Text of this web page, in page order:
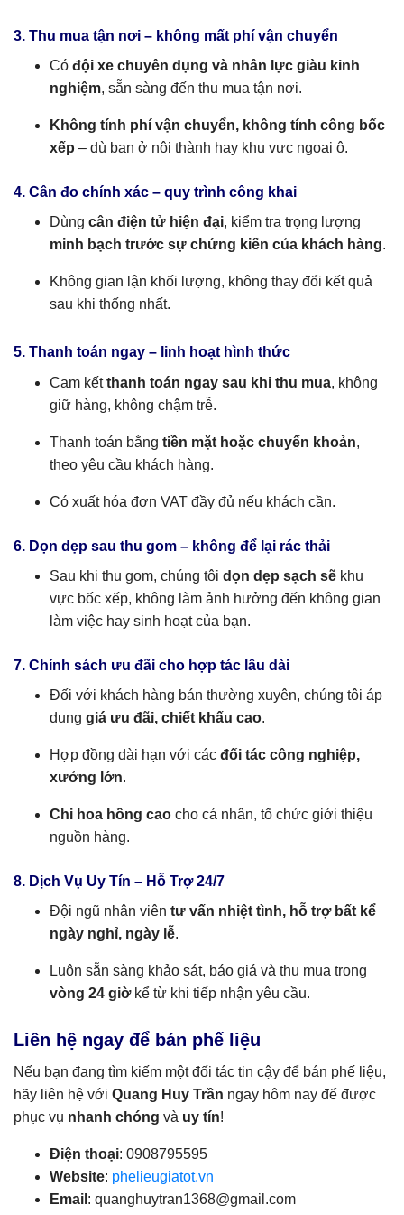
3. Thu mua tận nơi – không mất phí vận chuyển
Có đội xe chuyên dụng và nhân lực giàu kinh
nghiệm, sẵn sàng đến thu mua tận nơi.
Không tính phí vận chuyển, không tính công bốc
xếp – dù bạn ở nội thành hay khu vực ngoại ô.
4. Cân đo chính xác – quy trình công khai
Dùng cân điện tử hiện đại, kiểm tra trọng lượng
minh bạch trước sự chứng kiến của khách hàng.
Không gian lận khối lượng, không thay đổi kết quả
sau khi thống nhất.
5. Thanh toán ngay – linh hoạt hình thức
Cam kếtthanh toán ngay sau khi thu mua, không
giữ hàng, không chậm trễ.
Thanh toán bằng tiền mặt hoặc chuyển khoản,
theo yêu cầu khách hàng.
Có xuất hóa đơn VAT đầy đủ nếu khách cần.
6. Dọn dẹp sau thu gom – không để lại rác thải
Sau khi thu gom, chúng tôi dọn dẹp sạch sẽ khu
vực bốc xếp, không làm ảnh hưởng đến không gian
làm việc hay sinh hoạt của bạn.
7. Chính sách ưu đãi cho hợp tác lâu dài
Đối với khách hàng bán thường xuyên, chúng tôi áp
dụng giá ưu đãi, chiết khấu cao.
Hợp đồng dài hạn với các đối tác công nghiệp,
xưởng lớn.
Chi hoa hồng cao cho cá nhân, tổ chức giới thiệu
nguồn hàng.
8. Dịch Vụ Uy Tín – Hỗ Trợ 24/7
Đội ngũ nhân viên tư vấn nhiệt tình, hỗ trợ bất kể
ngày nghỉ, ngày lễ.
Luôn sẵn sàng khảo sát, báo giá và thu mua trong
vòng 24 giờkể từ khi tiếp nhận yêu cầu.
Liên hệ ngay để bán phế liệu
Nếu bạn đang tìm kiếm một đối tác tin cậy để bán phế liệu,
hãy liên hệ với Quang Huy Trần ngay hôm nay để được
phục vụ nhanh chóng và uy tín!
Điện thoại: 0908795595
Website: phelieugiatot.vn
Email : quanghuytran1368@gmail.com